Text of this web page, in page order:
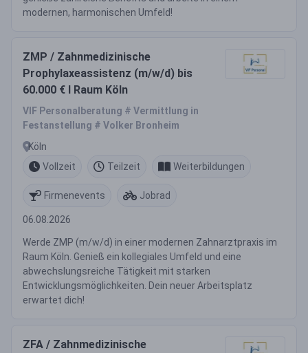
modernen, harmonischen Umfeld!
ZMP / Zahnmedizinische
Prophylaxeassistenz (m/w/d) bis
60.000 € I Raum Köln
VIF Personalberatung # Vermittlung in
Festanstellung # Volker Bronheim
Köln
Vollzeit
Teilzeit Weiterbildungen
Firmenevents Jobrad
06.08.2026
Werde ZMP (m/w/d) in einer modernen Zahnarztpraxis im
Raum Köln. Genieß ein kollegiales Umfeld und eine
abwechslungsreiche Tätigkeit mit starken
Entwicklungsmöglichkeiten. Dein neuer Arbeitsplatz
erwartet dich!
ZFA / Zahnmedizinische